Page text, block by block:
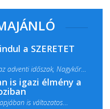
a SZERETET
adventi időszak, Nagykőrös
fénnyel és közös...
is igazi élmény a
is változatos